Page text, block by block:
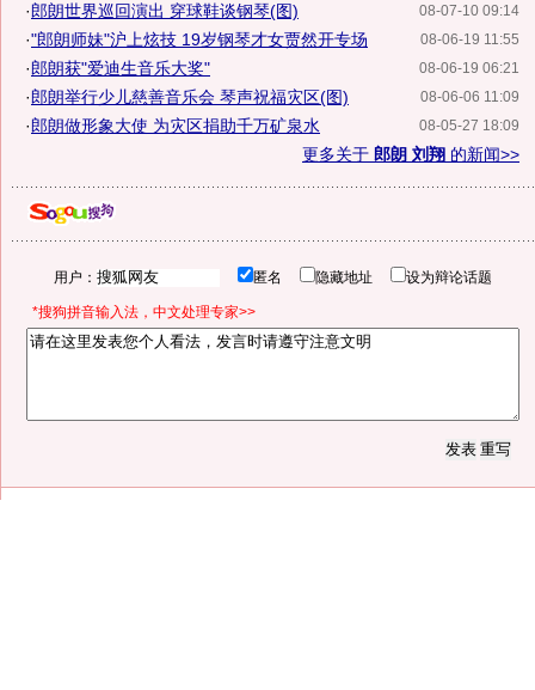
08-07-10 09:14
·郎朗世界巡回演出 穿球鞋谈钢琴(图)
08-06-19 11:55
·"郎朗师妹"沪上炫技 19岁钢琴才女贾然开专场
08-06-19 06:21
·郎朗获"爱迪生音乐大奖"
08-06-06 11:09
·郎朗举行少儿慈善音乐会 琴声祝福灾区(图)
08-05-27 18:09
·郎朗做形象大使 为灾区捐助千万矿泉水
更多关于 郎朗 刘翔 的新闻>>
用户： 匿名 隐藏地址 设为辩论话题
*搜狗拼音输入法，中文处理专家>>